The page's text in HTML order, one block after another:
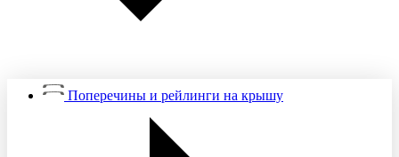
Поперечины и рейлинги на крышу